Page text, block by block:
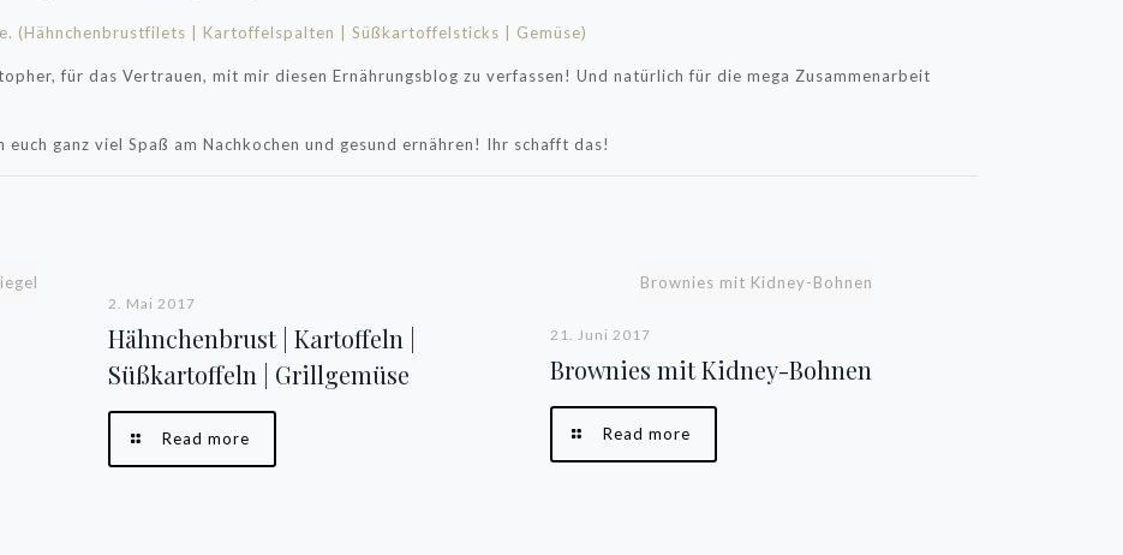
(Hähnchenbrustfilets | Kartoffelspalten | Süßkartoffelsticks | Gemüse)
für das Vertrauen, mit mir diesen Ernährungsblog zu verfassen! Und natürlich für die mega Zusammenarbeit
euch ganz viel Spaß am Nachkochen und gesund ernähren! Ihr schafft das!
2. Mai 2017
Hähnchenbrust | Kartoffeln |
Süßkartoffeln | Grillgemüse
Read more
Brownies mit Kidney-Bohnen
21. Juni 2017
Brownies mit Kidney-Bohnen
Read more